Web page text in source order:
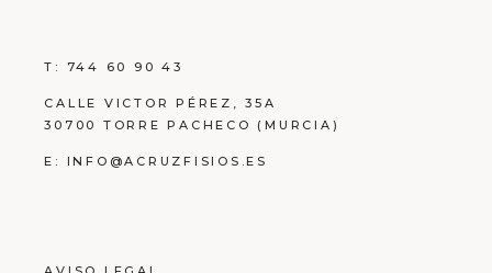
T: 744 60 90 43
CALLE VICTOR PÉREZ, 35A
30700 TORRE PACHECO (MURCIA)
E: INFO@ACRUZFISIOS.ES